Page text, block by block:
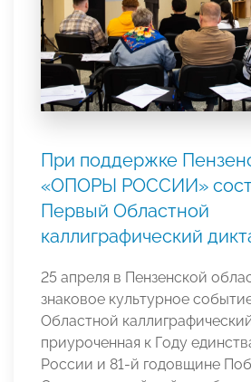
При поддержке
«ОПОРЫ РОССИИ»
Первый Областной
каллиграфический
25 апреля в Пензенской
знаковое культурное
Областной
приуроченная к Году
России и 81-й годовщине